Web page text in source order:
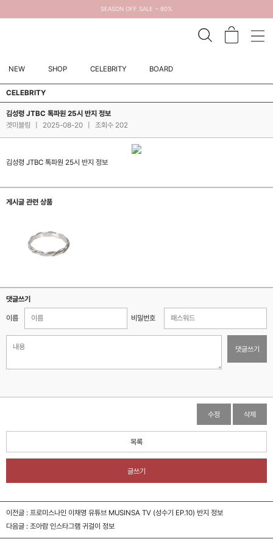
SEASON OFF SALE ~ 80%
NEW SHOP CELEBRITY BOARD
CELEBRITY
김성령 JTBC 톡파원 25시 반지 정보
겟미블링
2025-08-20 조회수 202
김성령 JTBC 톡파원 25시 반지 정보
게시글 관련 상품
댓글쓰기
이름 비밀번호
댓글쓰기
수정 삭제
목록
글쓰기
이전글 : 프로미스나인 이채영 유튜브 MUSINSA TV (성수기 EP.10) 반지 정보
다음글 : 조아람 인스타그램 귀걸이 정보